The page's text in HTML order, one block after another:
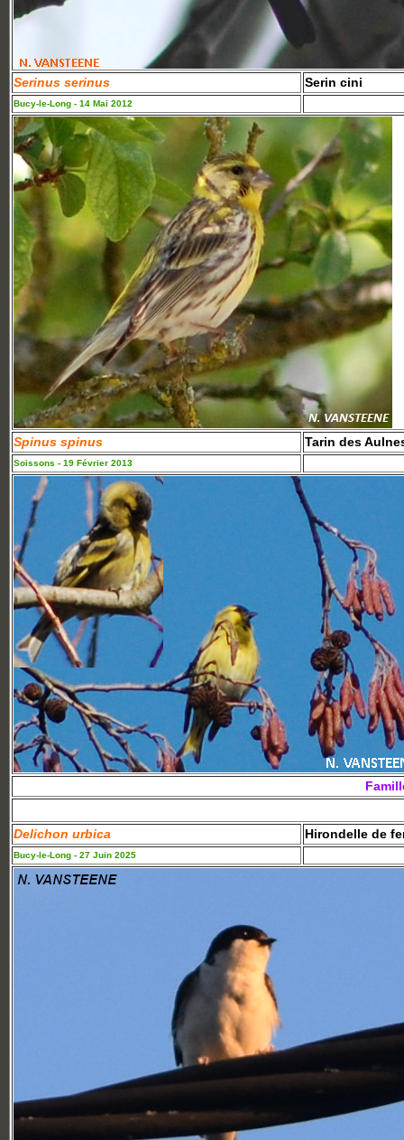
Serinus serinus Serin cini
Bucy-le-Long - 14 Mai 2012
Spinus spinus Tarin des
Soissons - 19 Février 2013
Delichon urbica Hirondelle de
Bucy-le-Long - 27 Juin 2025